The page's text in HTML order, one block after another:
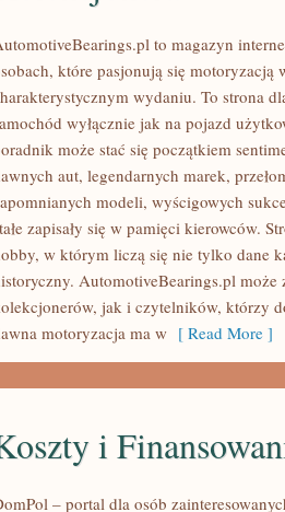
to magazyn
które pasjonują się motoryzacją
wydaniu. To strona
wyłącznie jak na pojazd
może stać się początkiem
aut, legendarnych marek,
modeli, wyścigowych
zapisały się w pamięci kierowców.
w którym liczą się nie tylko dane
AutomotiveBearings.pl może
jak i czytelników, którzy
motoryzacja ma w [ Read More ]
i
– portal dla osób